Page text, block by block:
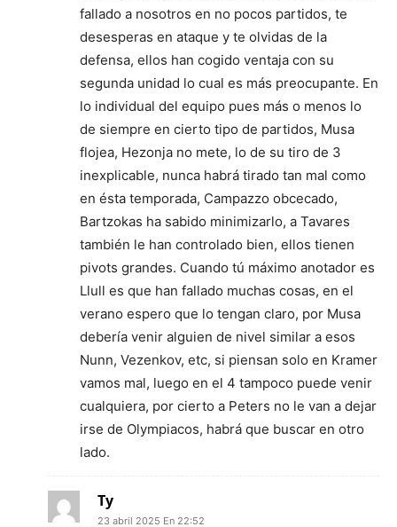
fallado a nosotros en no pocos partidos, te
desesperas en ataque y te olvidas de la
defensa, ellos han cogido ventaja con su
segunda unidad lo cual es más preocupante. En
lo individual del equipo pues más o menos lo
de siempre en cierto tipo de partidos, Musa
flojea, Hezonja no mete, lo de su tiro de 3
inexplicable, nunca habrá tirado tan mal como
en ésta temporada, Campazzo obcecado,
Bartzokas ha sabido minimizarlo, a Tavares
también le han controlado bien, ellos tienen
pivots grandes. Cuando tú máximo anotador es
Llull es que han fallado muchas cosas, en el
verano espero que lo tengan claro, por Musa
debería venir alguien de nivel similar a esos
Nunn, Vezenkov, etc, si piensan solo en Kramer
vamos mal, luego en el 4 tampoco puede venir
cualquiera, por cierto a Peters no le van a dejar
irse de Olympiacos, habrá que buscar en otro
lado.
Ty
23 abril 2025 En 22:52